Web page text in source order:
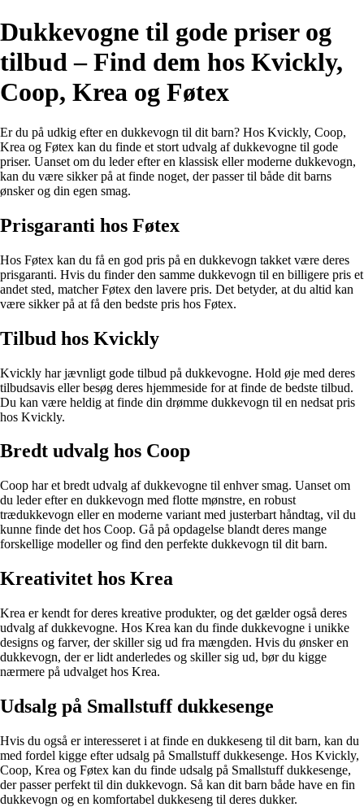
Dukkevogne til gode priser og
tilbud – Find dem hos Kvickly,
Coop, Krea og Føtex
Er du på udkig efter en dukkevogn til dit barn? Hos Kvickly, Coop,
Krea og Føtex kan du finde et stort udvalg af dukkevogne til gode
priser. Uanset om du leder efter en klassisk eller moderne dukkevogn,
kan du være sikker på at finde noget, der passer til både dit barns
ønsker og din egen smag.
Prisgaranti hos Føtex
Hos Føtex kan du få en god pris på en dukkevogn takket være deres
prisgaranti. Hvis du finder den samme dukkevogn til en billigere pris et
andet sted, matcher Føtex den lavere pris. Det betyder, at du altid kan
være sikker på at få den bedste pris hos Føtex.
Tilbud hos Kvickly
Kvickly har jævnligt gode tilbud på dukkevogne. Hold øje med deres
tilbudsavis eller besøg deres hjemmeside for at finde de bedste tilbud.
Du kan være heldig at finde din drømme dukkevogn til en nedsat pris
hos Kvickly.
Bredt udvalg hos Coop
Coop har et bredt udvalg af dukkevogne til enhver smag. Uanset om
du leder efter en dukkevogn med flotte mønstre, en robust
trædukkevogn eller en moderne variant med justerbart håndtag, vil du
kunne finde det hos Coop. Gå på opdagelse blandt deres mange
forskellige modeller og find den perfekte dukkevogn til dit barn.
Kreativitet hos Krea
Krea er kendt for deres kreative produkter, og det gælder også deres
udvalg af dukkevogne. Hos Krea kan du finde dukkevogne i unikke
designs og farver, der skiller sig ud fra mængden. Hvis du ønsker en
dukkevogn, der er lidt anderledes og skiller sig ud, bør du kigge
nærmere på udvalget hos Krea.
Udsalg på Smallstuff dukkesenge
Hvis du også er interesseret i at finde en dukkeseng til dit barn, kan du
med fordel kigge efter udsalg på Smallstuff dukkesenge. Hos Kvickly,
Coop, Krea og Føtex kan du finde udsalg på Smallstuff dukkesenge,
der passer perfekt til din dukkevogn. Så kan dit barn både have en fin
dukkevogn og en komfortabel dukkeseng til deres dukker.